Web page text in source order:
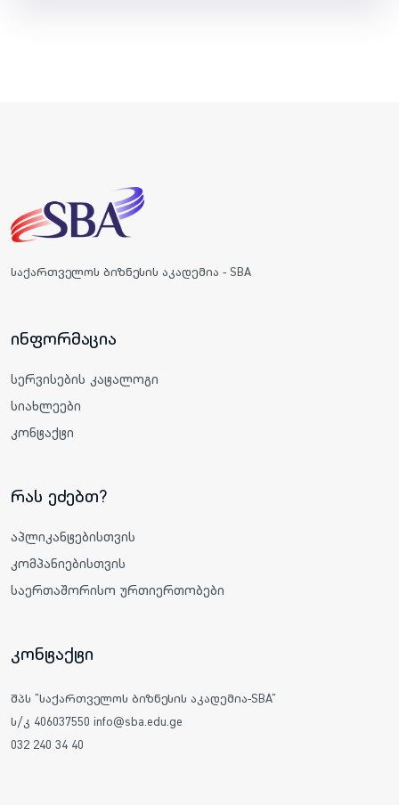
საქართველოს ბიზნესის აკადემია - SBA
ინფორმაცია
სერვისების კატალოგი
სიახლეები
კონტაქტი
რას ეძებთ?
აპლიკანტებისთვის
კომპანიებისთვის
საერთაშორისო ურთიერთობები
კონტაქტი
შპს "საქართველოს ბიზნესის აკადემია-SBA"
ს/კ 406037550 info@sba.edu.ge
032 240 34 40